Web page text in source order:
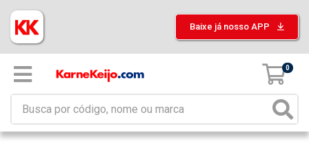
Baixe já nosso APP
0